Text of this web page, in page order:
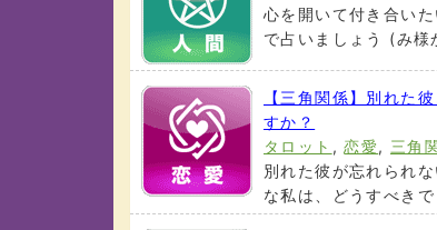
心を開いて付き合い
で占いましょう (み
【三角関係】別れた
すか？
タロット ,恋愛, 三角
別れた彼が忘れられ
な私は、どうすべき